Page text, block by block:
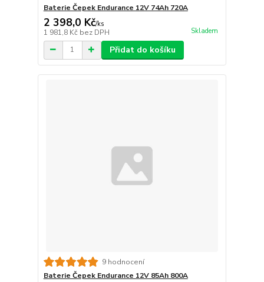
Baterie Čepek Endurance 12V 74Ah 720A
2 398,0 Kč/ks
1 981,8 Kč bez DPH Skladem
Přidat do košíku
9 hodnocení
Baterie Čepek Endurance 12V 85Ah 800A